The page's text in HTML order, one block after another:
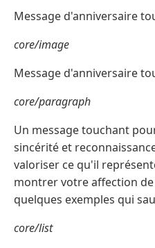
Message d'anniversaire
core/image
Message d'anniversaire
core/paragraph
Un message touchant
sincérité et
valoriser ce qu'il
montrer votre affection
quelques exemples qui
core/list